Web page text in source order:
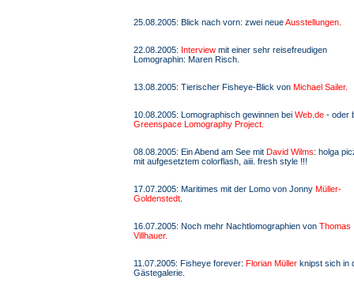
25.08.2005: Blick nach vorn: zwei neueAusstellungen.
22.08.2005: Interview mit einer sehr reisefreudigen
Lomographin: Maren Risch.
13.08.2005: Tierischer Fisheye-Blick von Michael Sailer.
10.08.2005: Lomographisch gewinnen bei Web.de - oder
Greenspace Lomography Project.
08.08.2005: Ein Abend am See mit David Wilms: holga
mit aufgesetztem colorflash, aiii. fresh style !!!
17.07.2005: Maritimes mit der Lomo von Jonny Müller-
Goldenstedt
16.07.2005: Noch mehr Nachtlomographien von Thomas
Villhauer.
11.07.2005: Fisheye forever: Florian Müller knipst sich in
Gästegalerie.